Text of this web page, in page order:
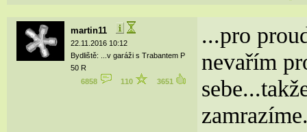
martin11
22.11.2016 10:12
Bydliště: ...v garáži s Trabantem P
50 R
6858
110 3651
...pro
nevařím